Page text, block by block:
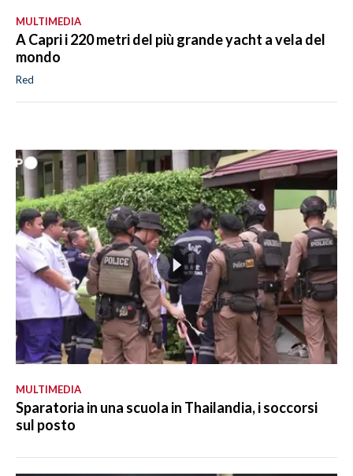
MULTIMEDIA
A Capri i 220 metri del più grande yacht a vela del
mondo
Red
MULTIMEDIA
Sparatoria in una scuola in Thailandia, i soccorsi
sul posto